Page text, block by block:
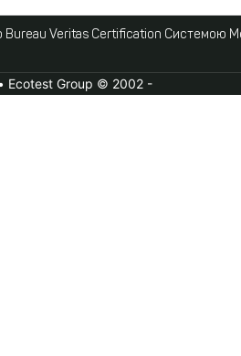
Bureau Veritas Certification Системою
Ecotest Group © 2002 -